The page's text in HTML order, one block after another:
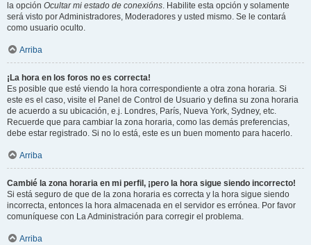
la opción Ocultar mi estado de conexións. Habilite esta opción y solamente
será visto por Administradores, Moderadores y usted mismo. Se le contará
como usuario oculto.
Arriba
¡La hora en los foros no es correcta!
Es posible que esté viendo la hora correspondiente a otra zona horaria. Si
este es el caso, visite el Panel de Control de Usuario y defina su zona horaria
de acuerdo a su ubicación, e.j. Londres, París, Nueva York, Sydney, etc.
Recuerde que para cambiar la zona horaria, como las demás preferencias,
debe estar registrado. Si no lo está, este es un buen momento para hacerlo.
Arriba
Cambié la zona horaria en mi perfil, ¡pero la hora sigue siendo incorrecto!
Si está seguro de que de la zona horaria es correcta y la hora sigue siendo
incorrecta, entonces la hora almacenada en el servidor es errónea. Por favor
comuníquese con La Administración para corregir el problema.
Arriba